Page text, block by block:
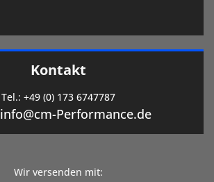
Kontakt
Tel.: +49 (0) 173 6747787
info@cm-Performance.de
Wir versenden mit: